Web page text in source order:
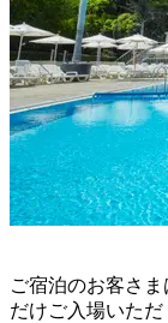
ご宿泊のお客さ
だけご入場いた